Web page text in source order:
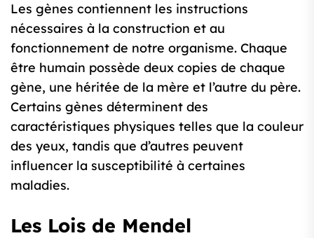
Les gènes contiennent les instructions
nécessaires à la construction et au
fonctionnement de notre organisme. Chaque
être humain possède deux copies de chaque
gène, une héritée de la mère et l’autre du père.
Certains gènes déterminent des
caractéristiques physiques telles que la couleur
des yeux, tandis que d’autres peuvent
influencer la susceptibilité à certaines
maladies.
Les Lois de Mendel